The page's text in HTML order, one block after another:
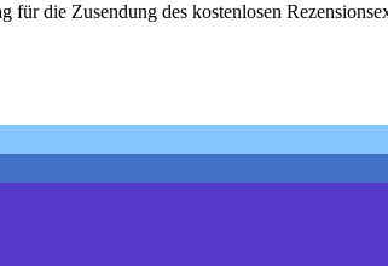
für die Zusendung des kostenlosen